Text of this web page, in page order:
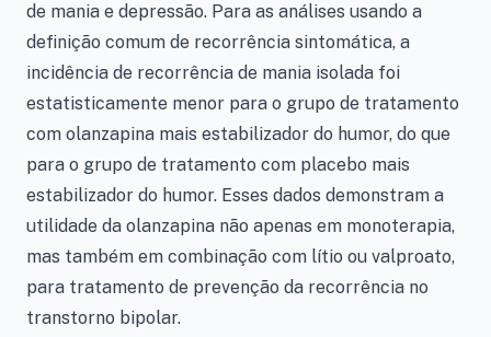
de mania e depressão. Para as análises usando a
definição comum de recorrência sintomática, a
incidência de recorrência de mania isolada foi
estatisticamente menor para o grupo de tratamento
com olanzapina mais estabilizador do humor, do que
para o grupo de tratamento com placebo mais
estabilizador do humor. Esses dados demonstram a
utilidade da olanzapina não apenas em monoterapia,
mas também em combinação com lítio ou valproato,
para tratamento de prevenção da recorrência no
transtorno bipolar.